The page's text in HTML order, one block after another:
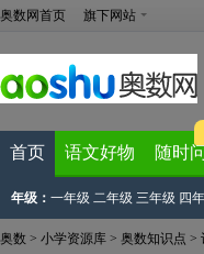
奥数网首页 旗下网站
首页 语文好物 随时问
年级： 一年级 二年级 三年级 四
奥数 > 小学资源库 > 奥数知识点 >